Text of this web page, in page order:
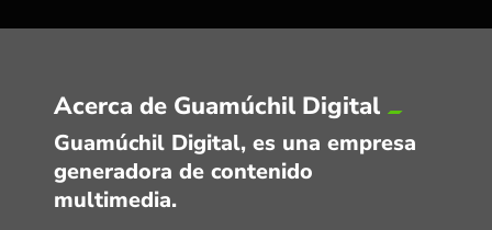
Acerca de Guamúchil Digital
Guamúchil Digital, es una empresa
generadora de contenido
multimedia.